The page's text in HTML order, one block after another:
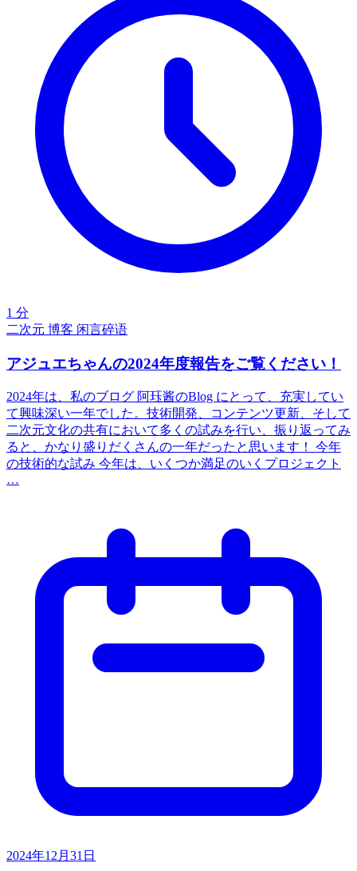
1 分
二次元 博客 闲言碎语
アジュエちゃんの2024年度報告をご覧ください！
2024年は、私のブログ 阿珏酱のBlog にとって、充実してい
て興味深い一年でした。技術開発、コンテンツ更新、そして
二次元文化の共有において多くの試みを行い、振り返ってみ
ると、かなり盛りだくさんの一年だったと思います！ 今年
の技術的な試み 今年は、いくつか満足のいくプロジェクト
…
2024年12月31日